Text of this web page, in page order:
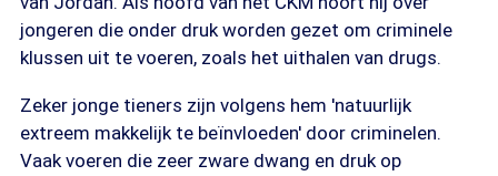
jongeren die onder druk worden gezet om criminele
klussen uit te voeren, zoals het uithalen van drugs.
Zeker jonge tieners zijn volgens hem 'natuurlijk
extreem makkelijk te beïnvloeden' door criminelen.
Vaak voeren die zeer zware dwang en druk op